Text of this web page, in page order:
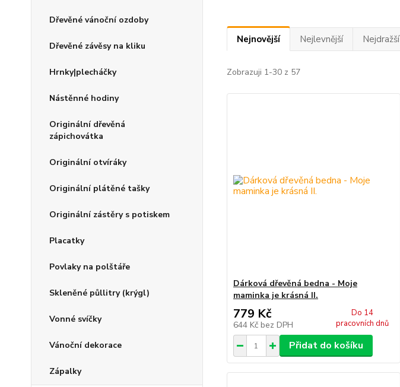
Dřevěné vánoční ozdoby
Dřevěné závěsy na kliku
Hrnky|plecháčky
Nástěnné hodiny
Originální dřevěná
zápichovátka
Originální otvíráky
Originální plátěné tašky
Originální zástěry s potiskem
Placatky
Povlaky na polštáře
Skleněné půllitry (krýgl)
Vonné svíčky
Vánoční dekorace
Zápalky
Nejnovější Nejlevnější Nejdražší
Zobrazuji 1-30 z 57
Dárková dřevěná bedna - Moje
maminka je krásná II.
779 Kč
644 Kč bez DPH
Do 14
pracovních dnů
Přidat do košíku